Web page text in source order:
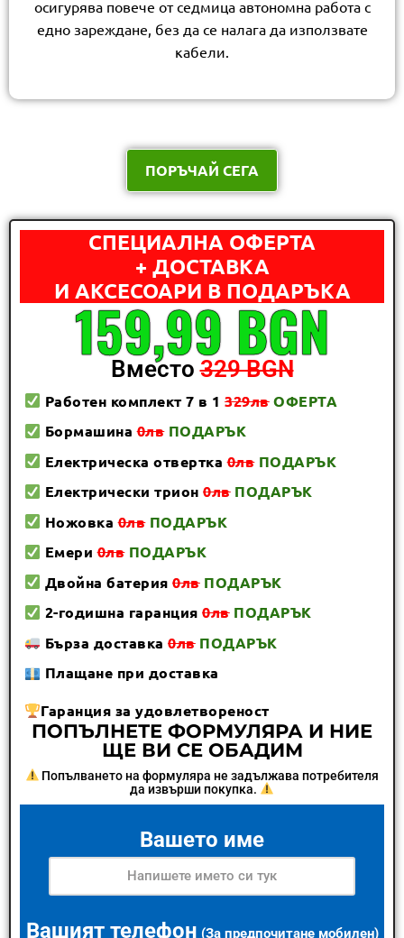
осигурява повече от седмица автономна работа с
едно зареждане, без да се налага да използвате
кабели.
ПОРЪЧАЙ СЕГА
СПЕЦИАЛНА ОФЕРТА
+ ДОСТАВКА
И АКСЕСОАРИ В ПОДАРЪКА
159,99 BGN
Вместо329 BGN
Работен комплект 7 в 1329лвОФЕРТА
Бормашина0лвПОДАРЪК
Електрическа отвертка0лвПОДАРЪК
Електрически трион0лвПОДАРЪК
Ножовка0лвПОДАРЪК
Емери0лвПОДАРЪК
Двойна батерия0лвПОДАРЪК
2-годишна гаранция0лвПОДАРЪК
Бърза доставка0лвПОДАРЪК
Плащане при доставка
Гаранция за удовлетвореност
ПОПЪЛНЕТЕ ФОРМУЛЯРА И НИЕ
ЩЕ ВИ СЕ ОБАДИМ
Попълването на формуляра не задължава потребителя
да извърши покупка.
Вашето име
Вашият телефон (За предпочитане мобилен)